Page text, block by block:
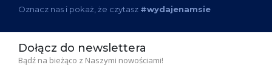
Oznacz nas i pokaż, że czytasz #wydajenamsie
Dołącz do newslettera
Bądź na bieżąco z Naszymi nowościami!